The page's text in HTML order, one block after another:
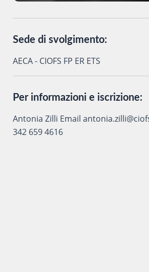
Sede di svolgimento:
AECA - CIOFS FP ER ETS
Per informazioni e iscrizione:
Antonia Zilli Email
342 659 4616